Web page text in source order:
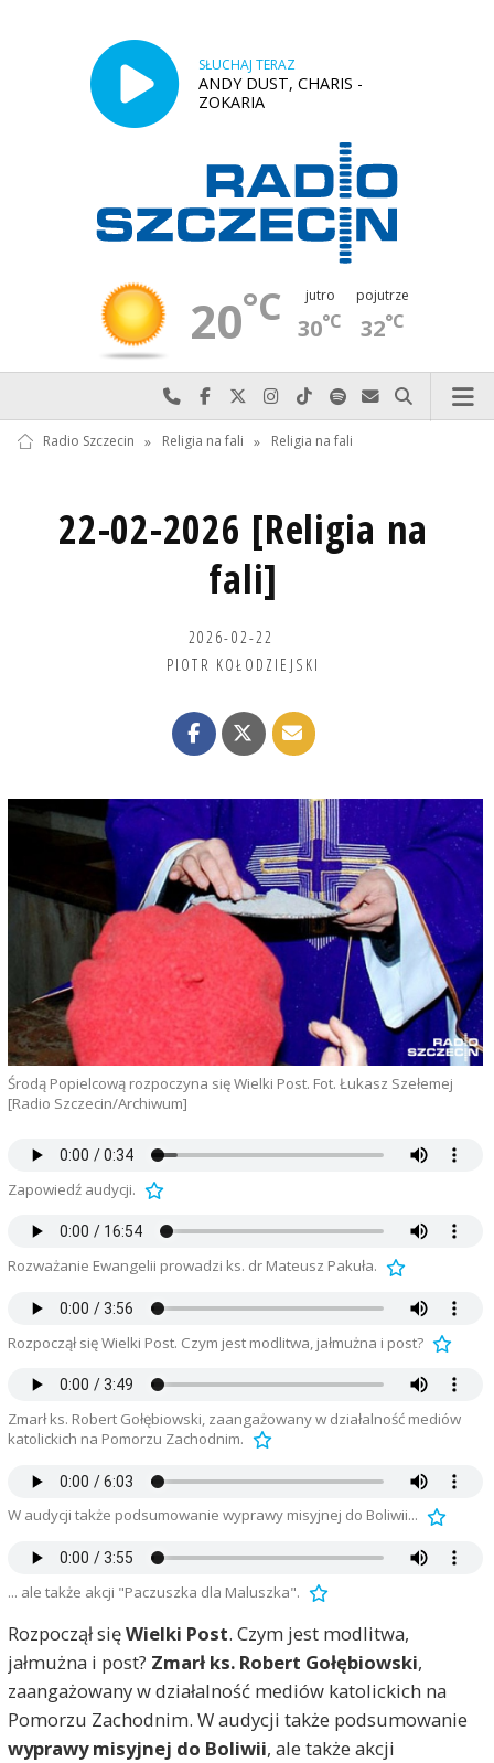
SŁUCHAJ TERAZ
ANDY DUST, CHARIS -
ZOKARIA
20°C jutro
30°C
pojutrze
32°C
Najlepiej po prostu do nas zadzwoń
Odwiedź nas na Facebook-u
Odwiedź nas na X
Odwiedź nas na Instagram-ie
Odwiedź nas na TikTok-u
Szukaj nas na Spotify
Wyślij do nas
Szukaj
Radio Szczecin » Religia na fali » Religia na fali
22-02-2026 [Religia na
fali]
2026-02-22
PIOTR KOŁODZIEJSKI
Środą Popielcową rozpoczyna się Wielki Post. Fot. Łukasz Szełemej
[Radio Szczecin/Archiwum]
Zapowiedź audycji.
Rozważanie Ewangelii prowadzi ks. dr Mateusz Pakuła.
Rozpoczął się Wielki Post. Czym jest modlitwa, jałmużna i post?
Zmarł ks. Robert Gołębiowski, zaangażowany w działalność mediów
katolickich na Pomorzu Zachodnim.
W audycji także podsumowanie wyprawy misyjnej do Boliwii...
... ale także akcji "Paczuszka dla Maluszka".
Rozpoczął sięWielki Post. Czym jest modlitwa,
jałmużna i post? Zmarł ks. Robert Gołębiowski,
zaangażowany w działalność mediów katolickich na
Pomorzu Zachodnim. W audycji także podsumowanie
wyprawy misyjnej do Boliwii, ale także akcji